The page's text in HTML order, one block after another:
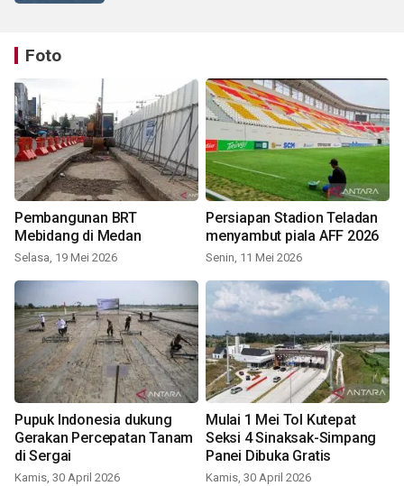
Foto
Pembangunan BRT
Mebidang di Medan
Selasa, 19 Mei 2026
Persiapan Stadion Teladan
menyambut piala AFF 2026
Senin, 11 Mei 2026
Pupuk Indonesia dukung
Gerakan Percepatan Tanam
di Sergai
Kamis, 30 April 2026
Mulai 1 Mei Tol Kutepat
Seksi 4 Sinaksak-Simpang
Panei Dibuka Gratis
Kamis, 30 April 2026